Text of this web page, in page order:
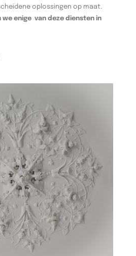
oplossingen op maat.
we enige van deze diensten in